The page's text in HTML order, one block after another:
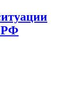
РФ